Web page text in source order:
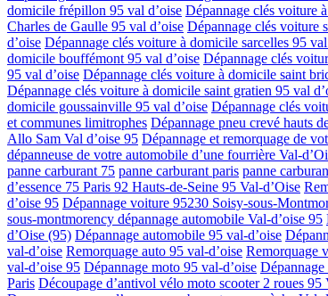
domicile frépillon 95 val d’oise Dépannage clés voiture
Charles de Gaulle 95 val d’oise Dépannage clés voiture
d’oise Dépannage clés voiture à domicile sarcelles 95 val
domicile bouffémont 95 val d’oise Dépannage clés
95 val d’oise Dépannage clés voiture à domicile saint
Dépannage clés voiture à domicile saint gratien 95 val
domicile goussainville 95 val d’oise Dépannage clés
et communes limitrophes Dépannage pneu crevé hauts
Allo Sam Val d’oise 95 Dépannage et remorquage de
dépanneuse de votre automobile d’une fourrière Val-
panne carburant 75 panne carburant paris panne
d’essence 75 Paris 92 Hauts-de-Seine 95 Val-d’Oise
d’oise 95 Dépannage voiture 95230 Soisy-sous-
sous-montmorency dépannage automobile Val-d’oise 95
d’Oise (95) Dépannage automobile 95 val-d’oise
val-d’oise Remorquage auto 95 val-d’oise Remorquage
val-d’oise 95 Dépannage moto 95 val-d’oise
Paris Découpage d’antivol vélo moto scooter 2 roues 95